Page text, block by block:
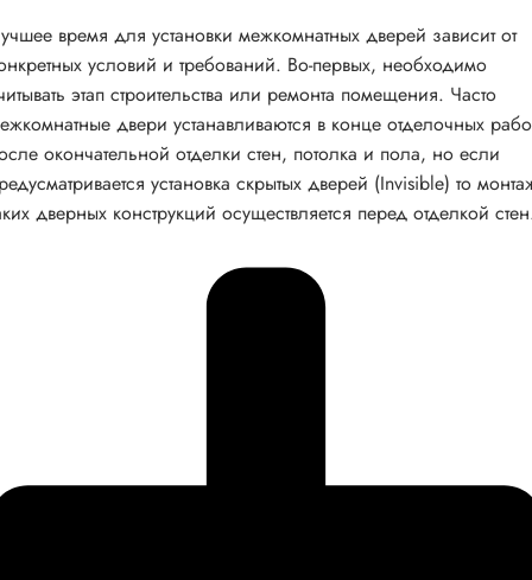
время для установки межкомнатных дверей зависит от
условий и требований. Во-первых, необходимо
этап строительства или ремонта помещения. Часто
двери устанавливаются в конце отделочных
окончательной отделки стен, потолка и пола, но если
установка скрытых дверей (Invisible) то
дверных конструкций осуществляется перед отделкой